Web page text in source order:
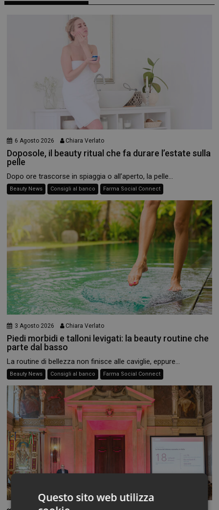
6 Agosto 2026 Chiara Verlato
Doposole, il beauty ritual che fa durare l’estate sulla
pelle
Dopo ore trascorse in spiaggia o all’aperto, la pelle...
Beauty News Consigli al banco Farma Social Connect
3 Agosto 2026 Chiara Verlato
Piedi morbidi e talloni levigati: la beauty routine che
parte dal basso
La routine di bellezza non finisce alle caviglie, eppure...
Beauty News Consigli al banco Farma Social Connect
Questo sito web utilizza